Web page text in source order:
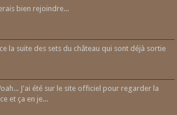
bien rejoindre...
la suite des sets du château qui sont déjà sortie
J'ai été sur le site officiel pour regarder la
et ça en je...